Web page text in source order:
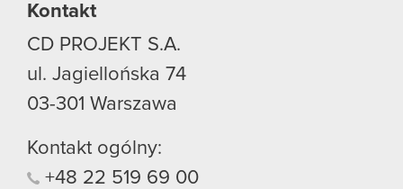
Kontakt
CD PROJEKT S.A.
ul. Jagiellońska 74
03-301 Warszawa
Kontakt ogólny:
+48 22 519 69 00